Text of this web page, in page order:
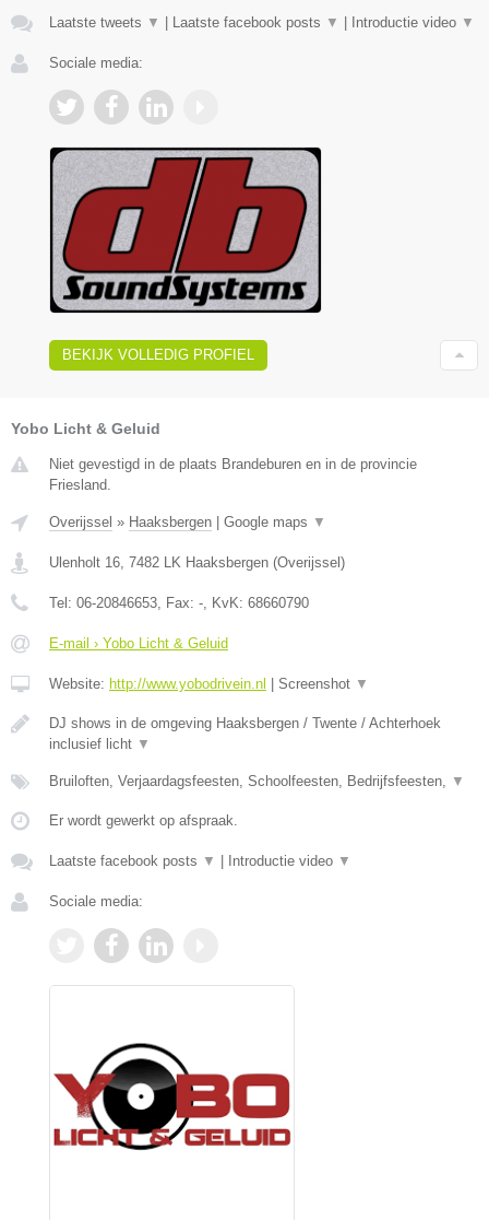
Laatste tweets ▼ | Laatste facebook posts ▼ | Introductie video ▼
Sociale media:
BEKIJK VOLLEDIG PROFIEL
Yobo Licht & Geluid
Niet gevestigd in de plaats Brandeburen en in de provincie
Friesland.
Overijssel » Haaksbergen Google maps ▼
Ulenholt 16, 7482 LK Haaksbergen (Overijssel )
Tel: 06-20846653, Fax: -, KvK: 68660790
E-mail › Yobo Licht & Geluid
Website: http://www.yobodrivein.nl Screenshot ▼
DJ shows in de omgeving Haaksbergen / Twente / Achterhoek
inclusief licht ▼
Bruiloften, Verjaardagsfeesten, Schoolfeesten, Bedrijfsfeesten, ▼
Er wordt gewerkt op afspraak.
Laatste facebook posts ▼ Introductie video ▼
Sociale media: